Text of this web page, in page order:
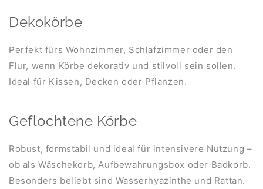
Dekokörbe
Perfekt fürs Wohnzimmer, Schlafzimmer oder den
Flur, wenn Körbe dekorativ und stilvoll sein sollen.
Ideal für Kissen, Decken oder Pflanzen.
Geflochtene Körbe
Robust, formstabil und ideal für intensivere Nutzung –
ob als Wäschekorb, Aufbewahrungsbox oder Badkorb.
Besonders beliebt sind Wasserhyazinthe und Rattan.